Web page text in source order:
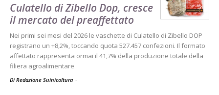
Culatello di Zibello Dop, cresce
il mercato del preaffettato
Nei primi sei mesi del 2026 le vaschette di Culatello di Zibello DOP
registrano un +8,2%, toccando quota 527.457 confezioni. Il formato
affettato rappresenta ormai il 41,7% della produzione totale della
filiera agroalimentare
Di Redazione Suinicoltura -